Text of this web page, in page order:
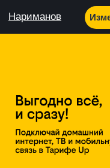
Нариманов Изменить